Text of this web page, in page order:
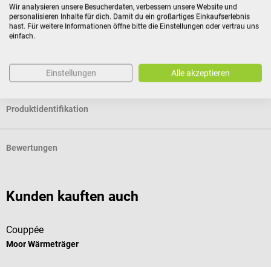
Für Verbraucher besteht das Widerrufsrecht nicht bei
Verträgen zur Lieferung versiegelter Waren, die aus
Gründen des Gesundheitsschutzes oder der Hygiene nicht
der Lieferung entfernt wurde.
Produktidentifikation
Bewertungen
Kunden kauften auch
Couppée
Moor Wärmeträger
Wir analysieren unsere Besucherdaten, verbessern unsere Website und
personalisieren Inhalte für dich. Damit du ein großartiges Einkaufserlebnis
hast. Für weitere Informationen öffne bitte die Einstellungen oder vertrau uns
einfach.
Einstellungen Alle akzeptieren